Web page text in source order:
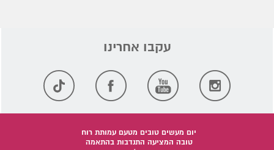
יום מעשים טובים מטעם עמותת רוח
טובה המציעה התנדבות בהתאמה